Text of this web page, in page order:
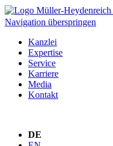
Navigation überspringen
Kanzlei
Expertise
Service
Karriere
Media
Kontakt
DE